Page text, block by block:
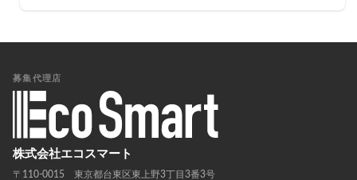
募集代理店
株式会社エコスマート
〒110-0015 東京都台東区東上野3丁目3番3号